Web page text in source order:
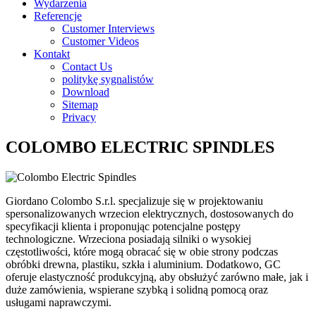
Wydarzenia
Referencje
Customer Interviews
Customer Videos
Kontakt
Contact Us
politykę sygnalistów
Download
Sitemap
Privacy
COLOMBO ELECTRIC SPINDLES
Giordano Colombo S.r.l. specjalizuje się w projektowaniu
spersonalizowanych wrzecion elektrycznych, dostosowanych do
specyfikacji klienta i proponując potencjalne postępy
technologiczne. Wrzeciona posiadają silniki o wysokiej
częstotliwości, które mogą obracać się w obie strony podczas
obróbki drewna, plastiku, szkła i aluminium. Dodatkowo, GC
oferuje elastyczność produkcyjną, aby obsłużyć zarówno małe, jak i
duże zamówienia, wspierane szybką i solidną pomocą oraz
usługami naprawczymi.